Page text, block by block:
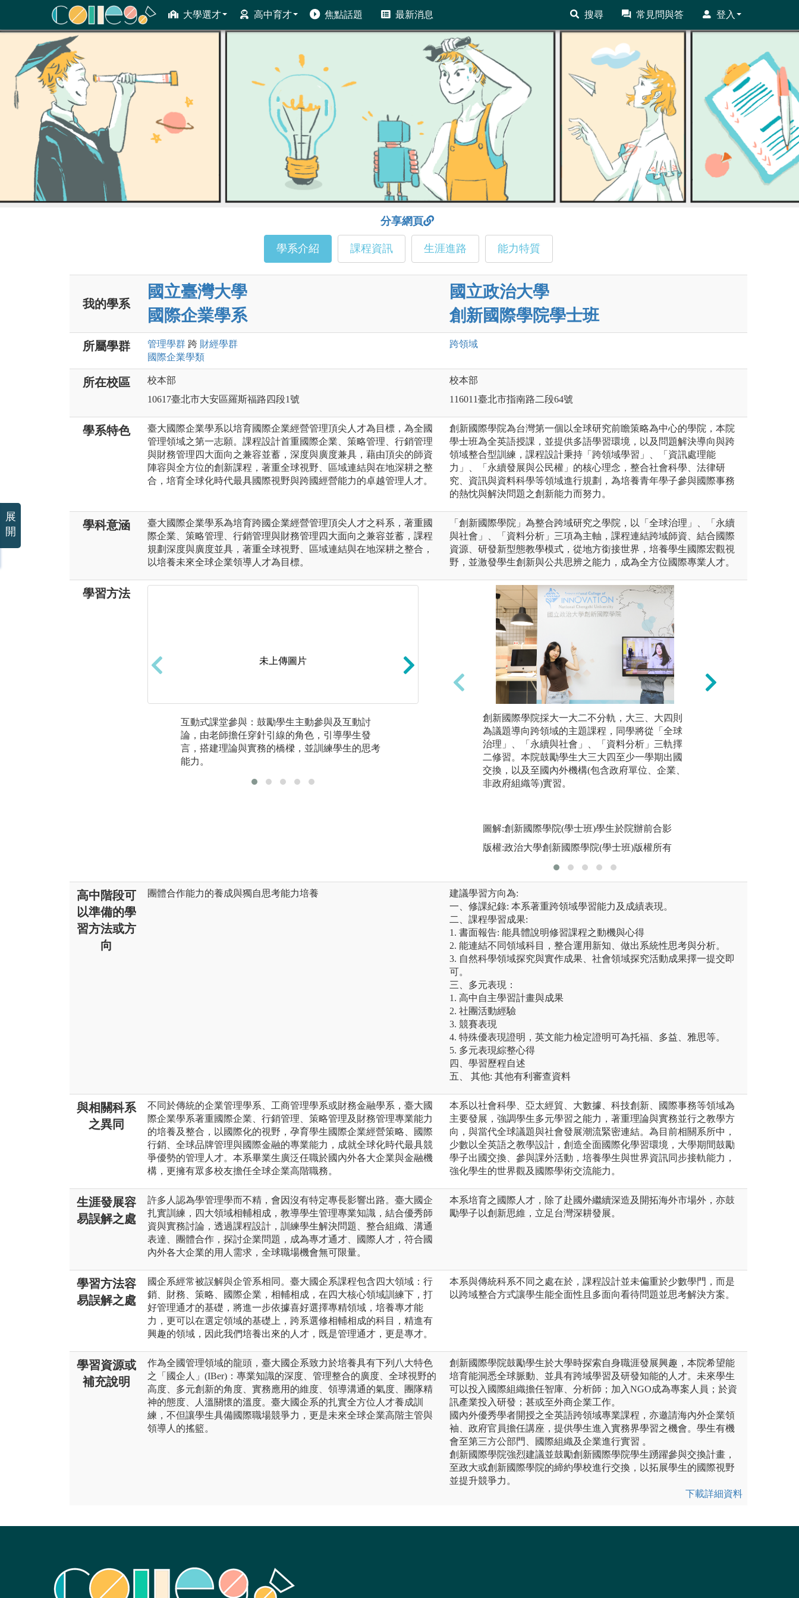
大學選才 高中育才 焦點話題 最新消息 搜尋 常見問與答 登入
ColleGo! 大學選才與高中育才輔助系統
分享網頁
學系介紹 課程資訊 生涯進路 能力特質
我的學系
國立臺灣大學
國際企業學系
國立政治大學
創新國際學院學士班
所屬學群 管理學群 跨 財經學群
國際企業學類
跨領域
所在校區
校本部
10617臺北市大安區羅斯福路四段1號
校本部
116011臺北市指南路二段64號
學系特色
臺大國際企業學系以培育國際企業經營管理頂尖人才為目標，為全國
管理領域之第一志願。課程設計首重國際企業、策略管理、行銷管理
與財務管理四大面向之兼容並蓄，深度與廣度兼具，藉由頂尖的師資
陣容與全方位的創新課程，著重全球視野、區域連結與在地深耕之整
合，培育全球化時代最具國際視野與跨國經營能力的卓越管理人才。
創新國際學院為台灣第一個以全球研究前瞻策略為中心的學院，本院
學士班為全英語授課，並提供多語學習環境，以及問題解決導向與跨
領域整合型訓練，課程設計秉持「跨領域學習」、「資訊處理能
力」、「永續發展與公民權」的核心理念，整合社會科學、法律研
究、資訊與資料科學等領域進行規劃，為培養青年學子參與國際事務
的熱忱與解決問題之創新能力而努力。
學科意涵
臺大國際企業學系為培育跨國企業經營管理頂尖人才之科系，著重國
際企業、策略管理、行銷管理與財務管理四大面向之兼容並蓄，課程
規劃深度與廣度並具，著重全球視野、區域連結與在地深耕之整合，
以培養未來全球企業領導人才為目標。
「創新國際學院」為整合跨域研究之學院，以「全球治理」、「永續
與社會」、「資料分析」三項為主軸，課程連結跨域師資、結合國際
資源、研發新型態教學模式，從地方銜接世界，培養學生國際宏觀視
野，並激發學生創新與公共思辨之能力，成為全方位國際專業人才。
學習方法
未上傳圖片
互動式課堂參與：鼓勵學生主動參與及互動討
論，由老師擔任穿針引線的角色，引導學生發
言，搭建理論與實務的橋樑，並訓練學生的思考
能力。
未上傳圖片
小組討論報告：小組成員針對各種議題進行討論
與腦力激盪，強化學生的分析與決策能力，並培
養團隊合作的精神。
創新國際學院採大一大二不分軌，大三、大四則
為議題導向跨領域的主題課程，同學將從「全球
治理」、「永續與社會」、「資料分析」三軌擇
二修習。本院鼓勵學生大三大四至少一學期出國
交換，以及至國內外機構(包含政府單位、企業、
非政府組織等)實習。
圖解:創新國際學院(學士班)學生於院辦前合影
版權:政治大學創新國際學院(學士班)版權所有
高中階段可
以準備的學
習方法或方
向
團體合作能力的養成與獨自思考能力培養
建議學習方向為:
一、修課紀錄: 本系著重跨領域學習能力及成績表現。
二、課程學習成果:
1. 書面報告: 能具體說明修習課程之動機與心得
2. 能連結不同領域科目，整合運用新知、做出系統性思考與分析。
3. 自然科學領域探究與實作成果、社會領域探究活動成果擇一提交即
可。
三、多元表現：
1. 高中自主學習計畫與成果
2. 社團活動經驗
3. 競賽表現
4. 特殊優表現證明，英文能力檢定證明可為托福、多益、雅思等。
5. 多元表現綜整心得
四、學習歷程自述
五、 其他: 其他有利審查資料
與相關科系
之異同
不同於傳統的企業管理學系、工商管理學系或財務金融學系，臺大國
際企業學系著重國際企業、行銷管理、策略管理及財務管理專業能力
的培養及整合，以國際化的視野，孕育學生國際企業經營策略、國際
行銷、全球品牌管理與國際金融的專業能力，成就全球化時代最具競
爭優勢的管理人才。本系畢業生廣泛任職於國內外各大企業與金融機
構，更擁有眾多校友擔任全球企業高階職務。
本系以社會科學、亞太經貿、大數據、科技創新、國際事務等領域為
主要發展，強調學生多元學習之能力，著重理論與實務並行之教學方
向，與當代全球議題與社會發展潮流緊密連結。為目前相關系所中，
少數以全英語之教學設計，創造全面國際化學習環境，大學期間鼓勵
學子出國交換、參與課外活動，培養學生與世界資訊同步接軌能力，
強化學生的世界觀及國際學術交流能力。
生涯發展容
易誤解之處
許多人認為學管理學而不精，會因沒有特定專長影響出路。臺大國企
扎實訓練，四大領域相輔相成，教導學生管理專業知識，結合優秀師
資與實務討論，透過課程設計，訓練學生解決問題、整合組織、溝通
表達、團體合作，探討企業問題，成為專才通才、國際人才，符合國
內外各大企業的用人需求，全球職場機會無可限量。
本系培育之國際人才，除了赴國外繼續深造及開拓海外市場外，亦鼓
勵學子以創新思維，立足台灣深耕發展。
學習方法容
易誤解之處
國企系經常被誤解與企管系相同。臺大國企系課程包含四大領域：行
銷、財務、策略、國際企業，相輔相成，在四大核心領域訓練下，打
好管理通才的基礎，將進一步依據喜好選擇專精領域，培養專才能
力，更可以在選定領域的基礎上，跨系選修相輔相成的科目，精進有
興趣的領域，因此我們培養出來的人才，既是管理通才，更是專才。
本系與傳統科系不同之處在於，課程設計並未偏重於少數學門，而是
以跨域整合方式讓學生能全面性且多面向看待問題並思考解決方案。
學習資源或
補充說明
作為全國管理領域的龍頭，臺大國企系致力於培養具有下列八大特色
之「國企人」(IBer)：專業知識的深度、管理整合的廣度、全球視野的
高度、多元創新的角度、實務應用的維度、領導溝通的氣度、團隊精
神的態度、人溫關懷的溫度。臺大國企系的扎實全方位人才養成訓
練，不但讓學生具備國際職場競爭力，更是未來全球企業高階主管與
領導人的搖籃。
創新國際學院鼓勵學生於大學時探索自身職涯發展興趣，本院希望能
培育能洞悉全球脈動、並具有跨域學習及研發知能的人才。未來學生
可以投入國際組織擔任智庫、分析師；加入NGO成為專案人員；於資
訊產業投入研發；甚或至外商企業工作。
國內外優秀學者開授之全英語跨領域專業課程，亦邀請海內外企業領
袖、政府官員擔任講座，提供學生進入實務界學習之機會。學生有機
會至第三方公部門、國際組織及企業進行實習 。
創新國際學院強烈建議並鼓勵創新國際學院學生踴躍參與交換計畫，
至政大或創新國際學院的締約學校進行交換，以拓展學生的國際視野
並提升競爭力。
下載詳細資料
展
開